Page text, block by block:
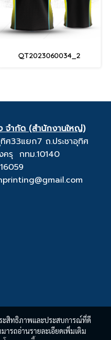
QT2023060034_2
จำกัด (สำนักงานใหญ่)
33แยก7 ถ.ประชาอุทิศ
ครุ กทม.10140
ะสิทธิภาพและประสบการณ์ที่ดี
ารถอ่านรายละเอียดเพิ่มเติม